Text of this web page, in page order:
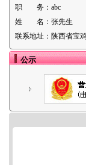
职 务： abc
姓 名： 张先生
联系地址： 陕西省宝
公示